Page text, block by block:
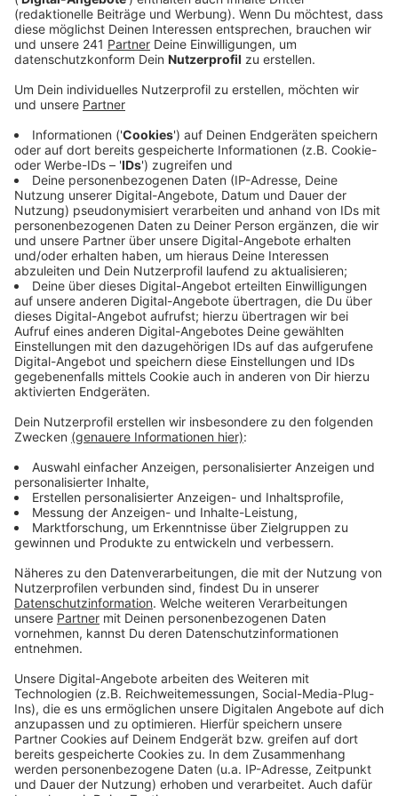
Anzeige
Zwar würden solche Angebote tatsächlich nicht dafür
Partei. Aber es würde die Leute aktiv in die Innenstadt
ziehen. Auf die Weise könne verhindert werden, dass
sie ihre Sachen stattdessen bei Online-Händlern
besorgen, so die FDP weiter – und spricht sich
generell für flexiblere Öffnungszeiten im Einzelhandel
aus. Hintergrund der Debatte ist ein entsprechender
Antrag der SPD im Stadtrat. Der Sonntag sei ein
Ruhetag, auch für die Angestellten im Einzelhandel, so
die Haltung der Partei. Über das Thema wird heute im
Finanzausschuss beraten.
Anzeige
Mehr Meldungen aus Leverkusen
Anzeige
Feuer in Brotfabrik in Quettingen unter Kontrolle
Leverkusen: Spursperrung auf dem Willy-Brandt-Ring
Anzeige
Anzeige